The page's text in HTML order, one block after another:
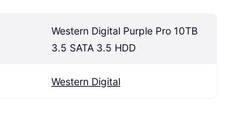
Western Digital Purple Pro 10TB
3.5 SATA 3.5 HDD
Western Digital